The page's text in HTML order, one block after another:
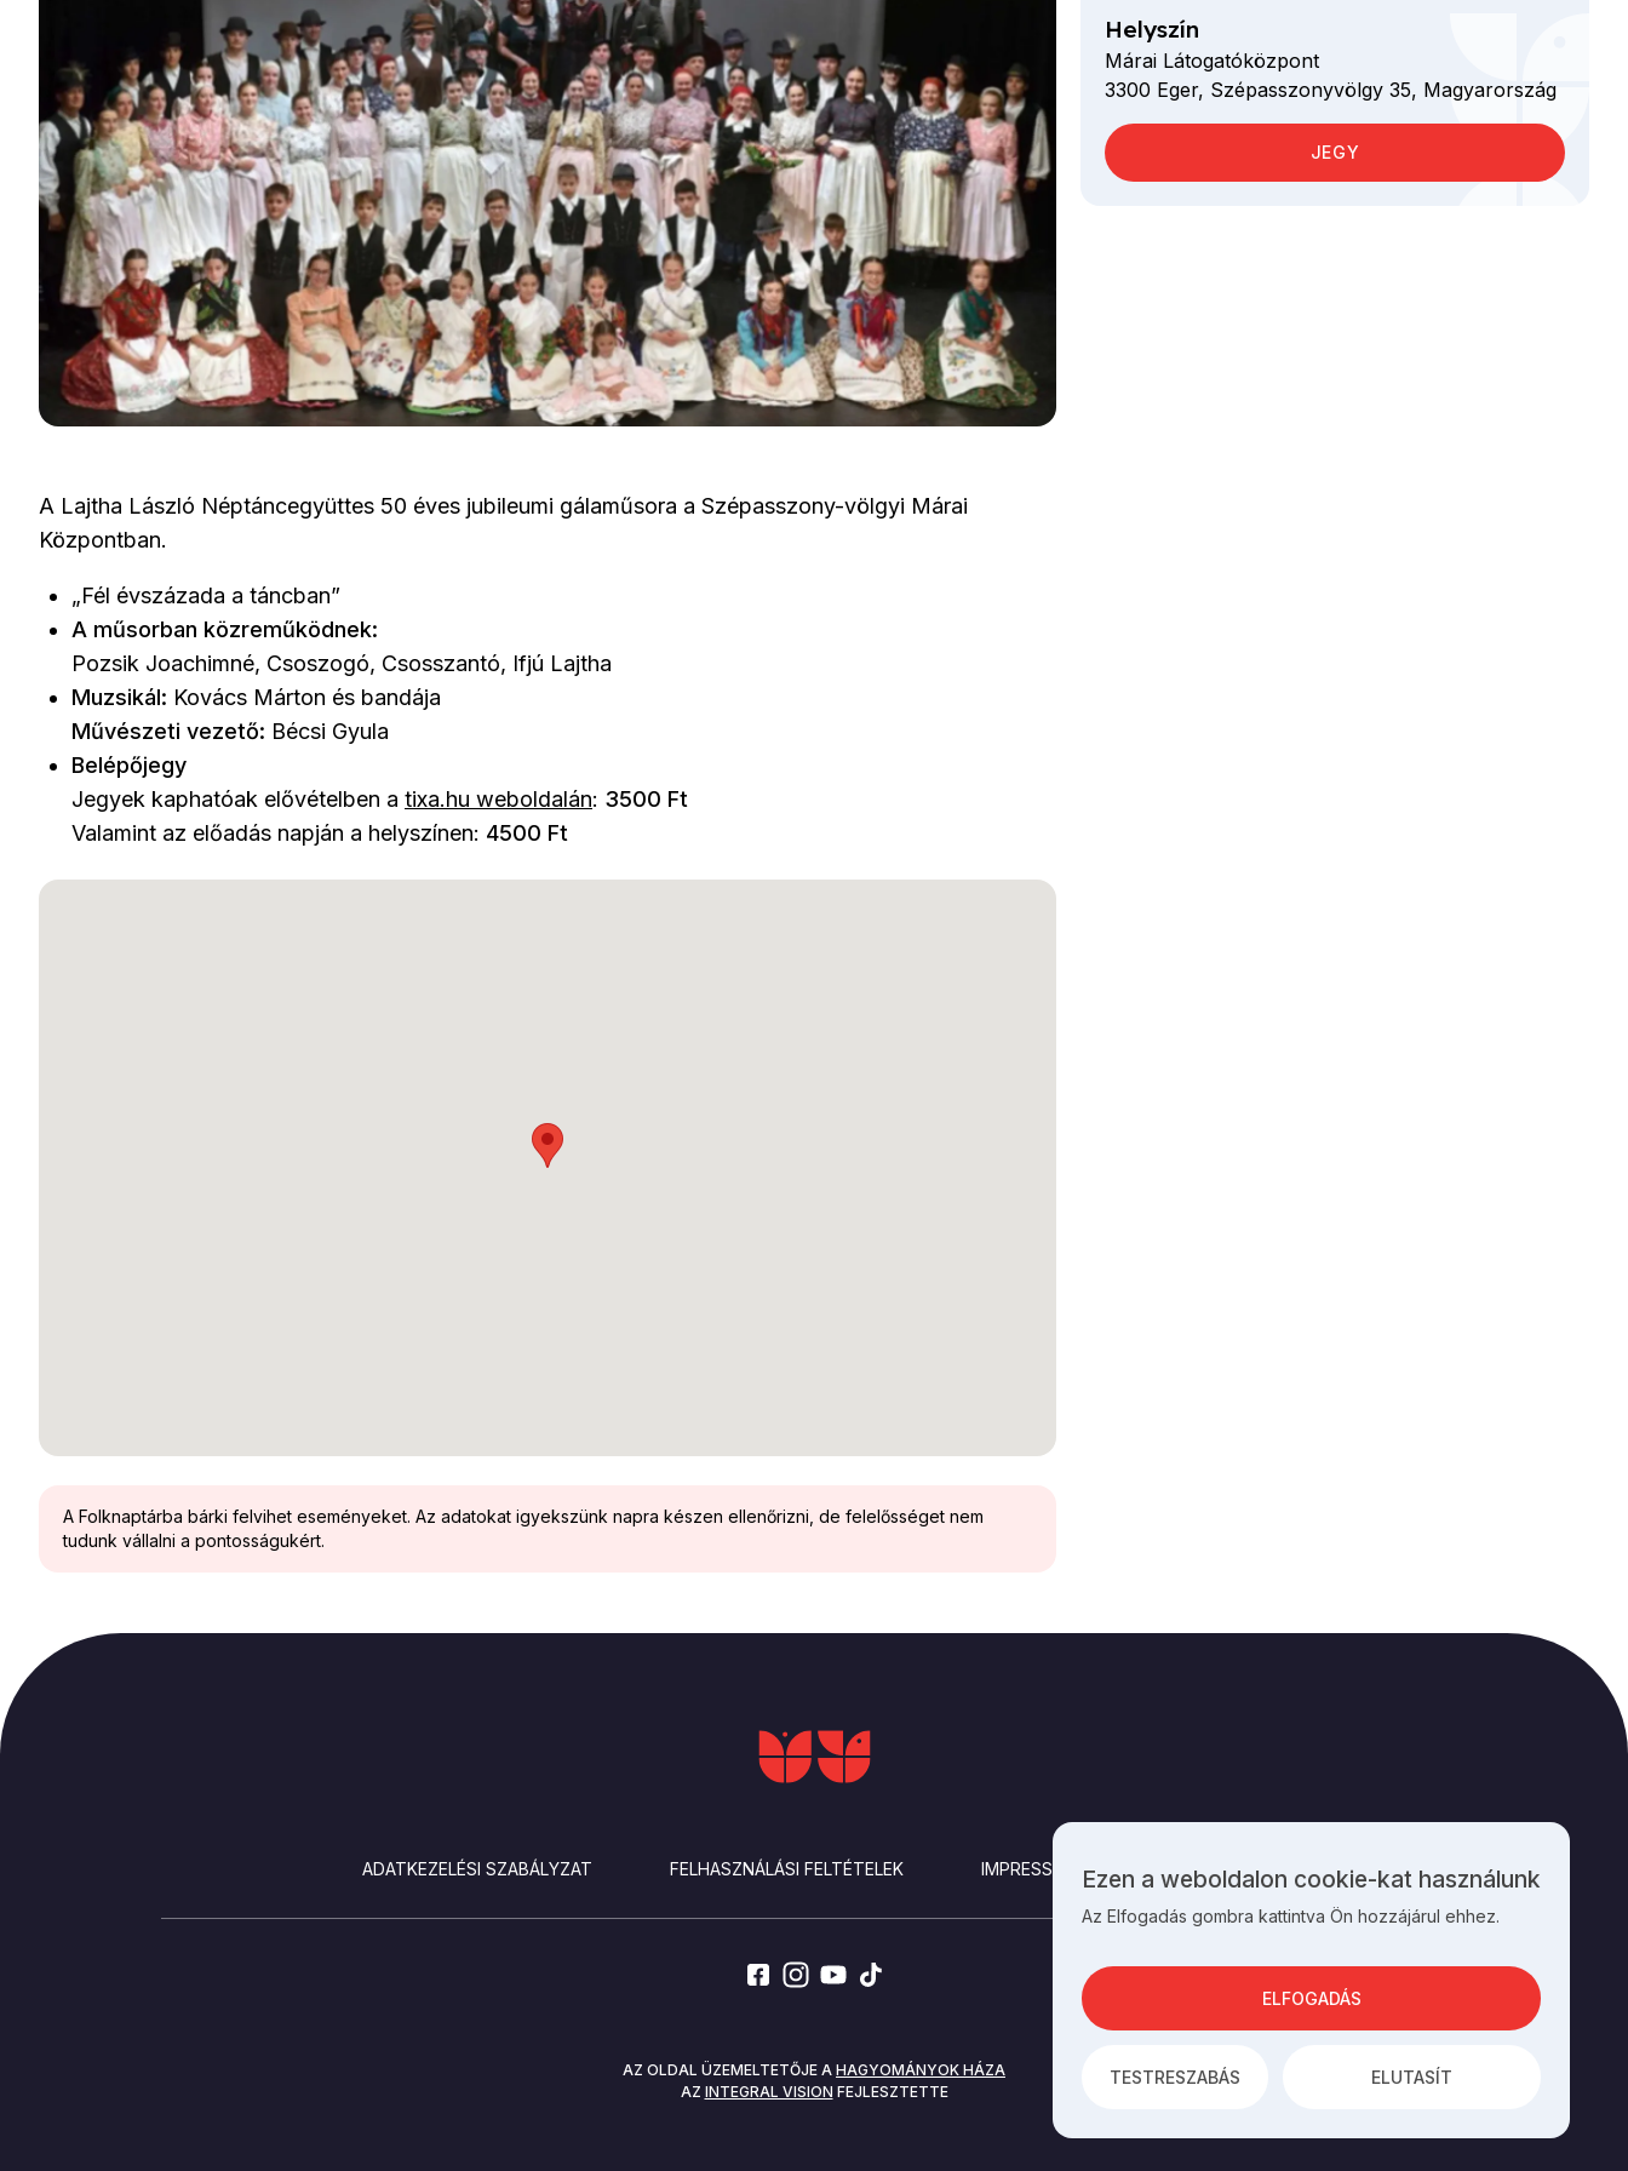
A Lajtha László Néptáncegyüttes 50 éves jubileumi gálaműsora a Szépasszony-völgyi Márai
Központban.
„Fél évszázada a táncban”
A műsorban közreműködnek:
Pozsik Joachimné, Csoszogó, Csosszantó, Ifjú Lajtha
Muzsikál: Kovács Márton és bandája
Művészeti vezető: Bécsi Gyula
Belépőjegy
Jegyek kaphatóak elővételben a tixa.hu weboldalán: 3500 Ft
Valamint az előadás napján a helyszínen: 4500 Ft
A Folknaptárba bárki felvihet eseményeket. Az adatokat igyekszünk napra készen ellenőrizni, de felelősséget nem
tudunk vállalni a pontosságukért.
Helyszín
Márai Látogatóközpont
3300 Eger, Szépasszonyvölgy 35, Magyarország
JEGY
ADATKEZELÉSI SZABÁLYZAT FELHASZNÁLÁSI FELTÉTELEK IMPRESSZUM KAPCSOLAT
AZ OLDAL ÜZEMELTETŐJE A HAGYOMÁNYOK HÁZA
AZ INTEGRAL VISION FEJLESZTETTE
Személyes
adatok
cookie-
k
használata
Ezen a weboldalon cookie-kat használunk
Az Elfogadás gombra kattintva Ön hozzájárul ehhez.
TESTRESZABÁS ELUTASÍT
ELFOGADÁS